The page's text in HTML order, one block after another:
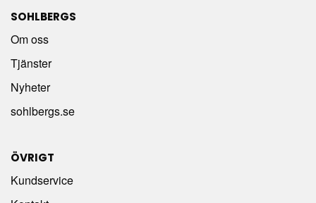
SOHLBERGS
Om oss
Tjänster
Nyheter
sohlbergs.se
ÖVRIGT
Kundservice